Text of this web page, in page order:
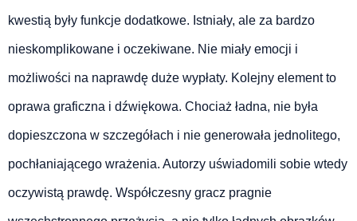
kwestią były funkcje dodatkowe. Istniały, ale za bardzo
nieskomplikowane i oczekiwane. Nie miały emocji i
możliwości na naprawdę duże wypłaty. Kolejny element to
oprawa graficzna i dźwiękowa. Chociaż ładna, nie była
dopieszczona w szczegółach i nie generowała jednolitego,
pochłaniającego wrażenia. Autorzy uświadomili sobie wtedy
oczywistą prawdę. Współczesny gracz pragnie